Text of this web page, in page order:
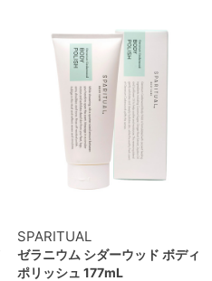
SPARITUAL
ゼラニウム シダーウッド ボディ
ポリッシュ 177mL